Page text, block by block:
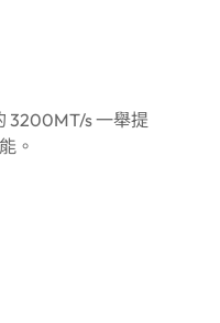
3200MT/s 一舉提
。